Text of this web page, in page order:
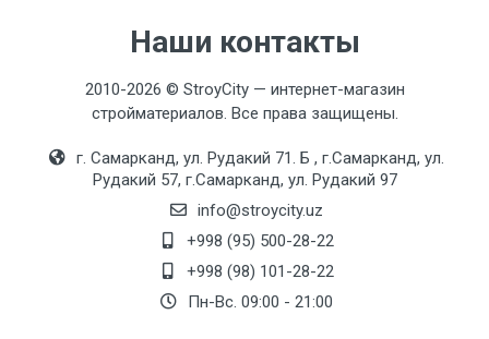
Наши контакты
2010-2026 © StroyCity — интернет-магазин
стройматериалов. Все права защищены.
г. Самарканд, ул. Рудакий 71. Б , г.Самарканд, ул.
Рудакий 57, г.Самарканд, ул. Рудакий 97
info@stroycity.uz
+998 (95) 500-28-22
+998 (98) 101-28-22
Пн-Вс. 09:00 - 21:00